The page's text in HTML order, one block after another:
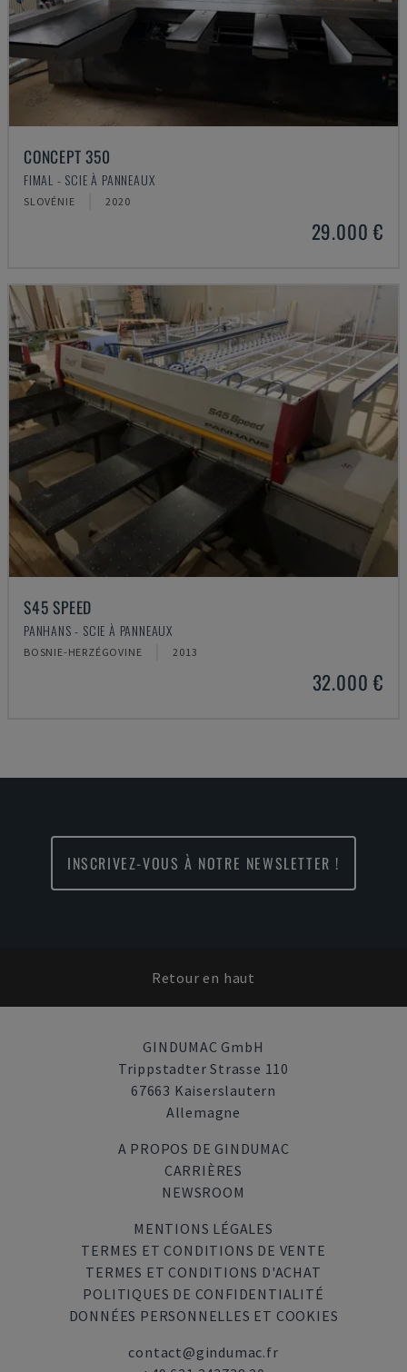
CONCEPT 350
FIMAL - SCIE À PANNEAUX
SLOVÉNIE 2020
29.000 €
S45 SPEED
PANHANS - SCIE À PANNEAUX
BOSNIE-HERZÉGOVINE 2013
32.000 €
INSCRIVEZ-VOUS À NOTRE NEWSLETTER !
Retour en haut
GINDUMAC GmbH
Trippstadter Strasse 110
67663 Kaiserslautern
Allemagne
A PROPOS DE GINDUMAC
CARRIÈRES
NEWSROOM
MENTIONS LÉGALES
TERMES ET CONDITIONS DE VENTE
TERMES ET CONDITIONS D'ACHAT
POLITIQUES DE CONFIDENTIALITÉ
DONNÉES PERSONNELLES ET COOKIES
contact@gindumac.fr